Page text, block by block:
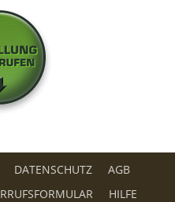
DATENSCHUTZ
AGB
HILFE